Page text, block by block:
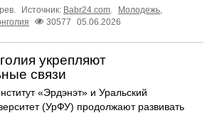
Источник: Babr24.com. Молодежь,
30577 05.06.2026
укрепляют
связи
«Эрдэнэт» и Уральский
(УрФУ) продолжают развивать